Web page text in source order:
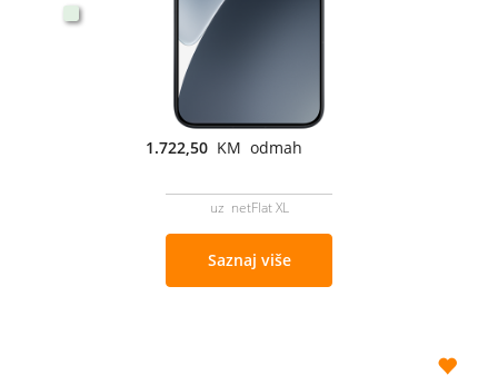
1.722,50 KM odmah
uz netFlat XL
Saznaj više